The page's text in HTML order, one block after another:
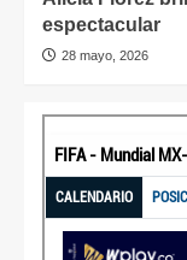
espectacular
28 mayo, 2026